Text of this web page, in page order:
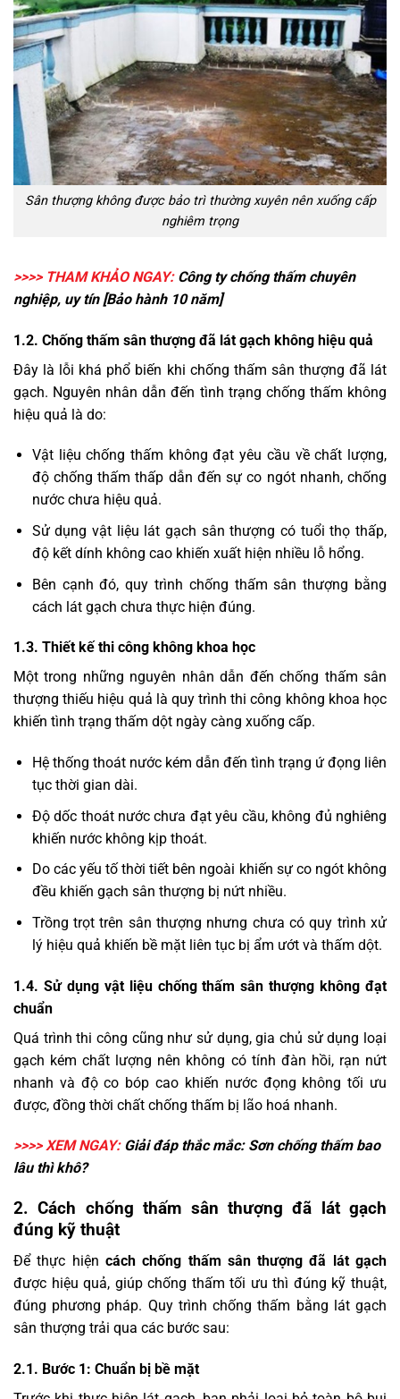
Sân thượng không được bảo trì thường xuyên nên xuống cấp
nghiêm trọng
>>>> THAM KHẢO NGAY: Công ty chống thấmchuyên
nghiệp, uy tín [Bảo hành 10 năm]
1.2. Chống thấm sân thượng đã lát gạch không hiệu quả
Đây là lỗi khá phổ biến khi chống thấm sân thượng đã lát
gạch. Nguyên nhân dẫn đến tình trạng chống thấm không
hiệu quả là do:
Vật liệu chống thấm không đạt yêu cầu về chất lượng,
độ chống thấm thấp dẫn đến sự co ngót nhanh, chống
nước chưa hiệu quả.
Sử dụng vật liệu lát gạch sân thượng có tuổi thọ thấp,
độ kết dính không cao khiến xuất hiện nhiều lỗ hổng.
Bên cạnh đó, quy trình chống thấm sân thượng bằng
cách lát gạch chưa thực hiện đúng.
1.3. Thiết kế thi công không khoa học
Một trong những nguyên nhân dẫn đến chống thấm sân
thượng thiếu hiệu quả là quy trình thi công không khoa học
khiến tình trạng thấm dột ngày càng xuống cấp.
Hệ thống thoát nước kém dẫn đến tình trạng ứ đọng liên
tục thời gian dài.
Độ dốc thoát nước chưa đạt yêu cầu, không đủ nghiêng
khiến nước không kịp thoát.
Do các yếu tố thời tiết bên ngoài khiến sự co ngót không
đều khiến gạch sân thượng bị nứt nhiều.
Trồng trọt trên sân thượng nhưng chưa có quy trình xử
lý hiệu quả khiến bề mặt liên tục bị ẩm ướt và thấm dột.
1.4. Sử dụng vật liệu chống thấm sân thượng không đạt
chuẩn
Quá trình thi công cũng như sử dụng, gia chủ sử dụng loại
gạch kém chất lượng nên không có tính đàn hồi, rạn nứt
nhanh và độ co bóp cao khiến nước đọng không tối ưu
được, đồng thời chất chống thấm bị lão hoá nhanh.
>>>> XEM NGAY:Giải đáp thắc mắc: Sơn chống thấm bao
lâu thì khô?
2. Cách chống thấm sân thượng đã lát gạch
đúng kỹ thuật
Để thực hiện cách chống thấm sân thượng đã lát gạch
được hiệu quả, giúp chống thấm tối ưu thì đúng kỹ thuật,
đúng phương pháp. Quy trình chống thấm bằng lát gạch
sân thượng trải qua các bước sau:
2.1. Bước 1: Chuẩn bị bề mặt